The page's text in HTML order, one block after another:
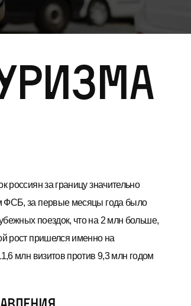
россиян за границу значительно
ФСБ, за первые месяцы года было
поездок, что на 2 млн больше,
рост пришелся именно на
млн визитов против 9,3 млн годом